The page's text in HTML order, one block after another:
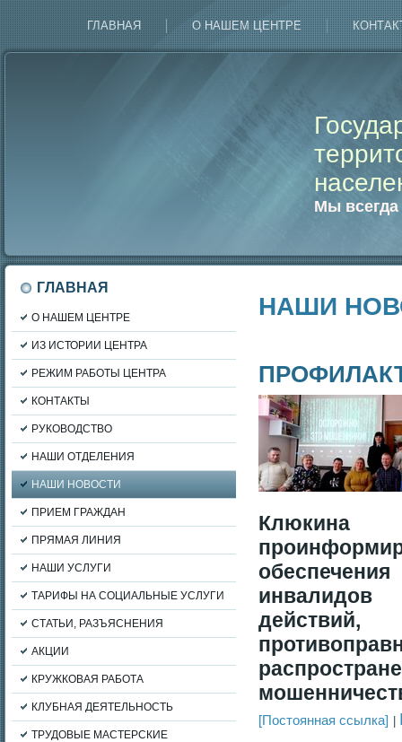
ГЛАВНАЯ О НАШЕМ ЦЕНТРЕ
Мы
ГЛАВНАЯ
О НАШЕМ ЦЕНТРЕ
ИЗ ИСТОРИИ ЦЕНТРА
РЕЖИМ РАБОТЫ ЦЕНТРА
КОНТАКТЫ
РУКОВОДСТВО
НАШИ ОТДЕЛЕНИЯ
НАШИ НОВОСТИ
ПРИЕМ ГРАЖДАН
ПРЯМАЯ ЛИНИЯ
НАШИ УСЛУГИ
ТАРИФЫ НА СОЦИАЛЬНЫЕ УСЛУГИ
СТАТЬИ, РАЗЪЯСНЕНИЯ
АКЦИИ
КРУЖКОВАЯ РАБОТА
КЛУБНАЯ ДЕЯТЕЛЬНОСТЬ
ТРУДОВЫЕ МАСТЕРСКИЕ
НАШИ
[Постоянная ссылка]